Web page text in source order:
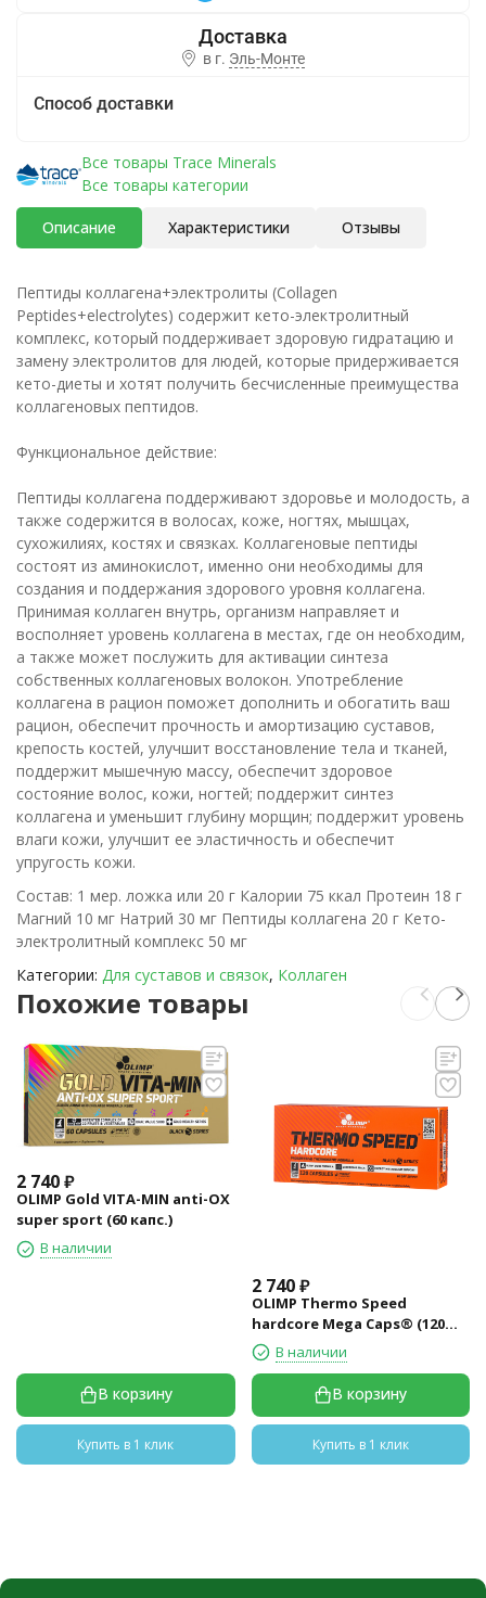
в г. Эль-Монте
Способ доставки
Все товары Trace Minerals
Все товары категории
Описание Характеристики Отзывы
Пептиды коллагена+электролиты (Collagen
Peptides+electrolytes) содержит кето-электролитный
комплекс, который поддерживает здоровую гидратацию и
замену электролитов для людей, которые придерживается
кето-диеты и хотят получить бесчисленные преимущества
коллагеновых пептидов.
Функциональное действие:
Пептиды коллагена поддерживают здоровье и молодость, а
также содержится в волосах, коже, ногтях, мышцах,
сухожилиях, костях и связках. Коллагеновые пептиды
состоят из аминокислот, именно они необходимы для
создания и поддержания здорового уровня коллагена.
Принимая коллаген внутрь, организм направляет и
восполняет уровень коллагена в местах, где он необходим,
а также может послужить для активации синтеза
собственных коллагеновых волокон. Употребление
коллагена в рацион поможет дополнить и обогатить ваш
рацион, обеспечит прочность и амортизацию суставов,
крепость костей, улучшит восстановление тела и тканей,
поддержит мышечную массу, обеспечит здоровое
состояние волос, кожи, ногтей; поддержит синтез
коллагена и уменьшит глубину морщин; поддержит уровень
влаги кожи, улучшит ее эластичность и обеспечит
упругость кожи.
Состав: 1 мер. ложка или 20 г Калории 75 ккал Протеин 18 г
Магний 10 мг Натрий 30 мг Пептиды коллагена 20 г Кето-
электролитный комплекс 50 мг
Категории: Для суставов и связок, Коллаген
Похожие товары
2 740₽
OLIMP Gold VITA-MIN anti-OX
super sport (60 капс.)
В наличии
В корзину
Купить в 1 клик
2 740 ₽
OLIMP Thermo Speed
hardcore Mega Caps® (120
капс)В наличии
В корзину
Купить в 1 клик